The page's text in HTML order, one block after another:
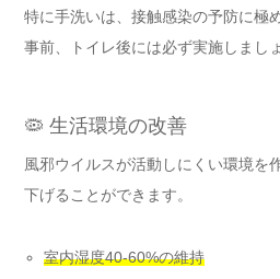
特に手洗いは、接触感染の予防に極
事前、トイレ後には必ず実施しましょ
🦠 生活環境の改善
風邪ウイルスが活動しにくい環境を
下げることができます。
室内湿度40-60%の維持